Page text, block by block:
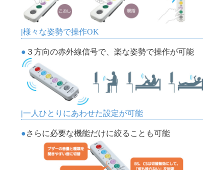
様々な姿勢で操作OK
３方向の赤外線信号で、楽な姿勢で操作が可能
一人ひとりにあわせた設定が可能
さらに必要な機能だけに絞ることも可能